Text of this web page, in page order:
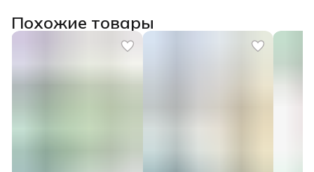
Похожие товары